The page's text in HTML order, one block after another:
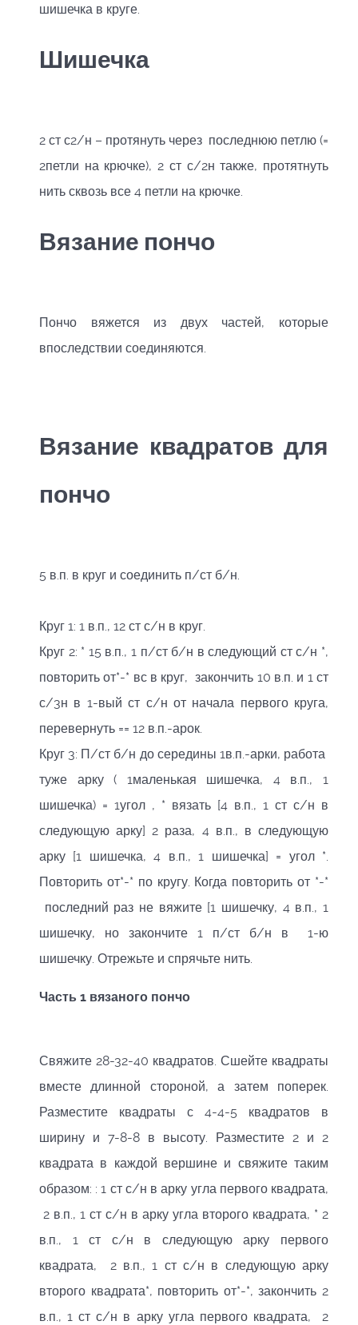
шишечка в круге.
Шишечка
2 ст с2/н – протянуть через последнюю петлю (=
2петли на крючке), 2 ст с/2н также, протятнуть
нить сквозь все 4 петли на крючке.
Вязание пончо
Пончо вяжется из двух частей, которые
впоследствии соединяются.
Вязание квадратов для
пончо
5 в.п. в круг и соединить п/ст б/н.
Круг 1: 1 в.п., 12 ст с/н в круг.
Круг 2: * 15 в.п., 1 п/ст б/н в следующий ст с/н *,
повторить от*-* вс в круг, закончить 10 в.п. и 1 ст
с/3н в 1-вый ст с/н от начала первого круга,
перевернуть == 12 в.п.-арок.
Круг 3: П/ст б/н до середины 1в.п.-арки, работа
туже арку ( 1маленькая шишечка, 4 в.п., 1
шишечка) = 1угол , * вязать [4 в.п., 1 ст с/н в
следующую арку] 2 раза, 4 в.п., в следующую
арку [1 шишечка, 4 в.п., 1 шишечка] = угол *.
Повторить от*-* по кругу. Когда повторить от *-*
последний раз не вяжите [1 шишечку, 4 в.п., 1
шишечку, но закончите 1 п/ст б/н в 1-ю
шишечку. Отрежьте и спрячьте нить.
Часть 1 вязаного пончо
Свяжите 28-32-40 квадратов. Сшейте квадраты
вместе длинной стороной, а затем поперек.
Разместите квадраты с 4-4-5 квадратов в
ширину и 7-8-8 в высоту. Разместите 2 и 2
квадрата в каждой вершине и свяжите таким
образом: : 1 ст с/н в арку угла первого квадрата,
2 в.п., 1 ст с/н в арку угла второго квадрата, * 2
в.п., 1 ст с/н в следующую арку первого
квадрата, 2 в.п., 1 ст с/н в следующую арку
второго квадрата*, повторить от*-*, закончить 2
в.п., 1 ст с/н в арку угла первого квадрата, 2